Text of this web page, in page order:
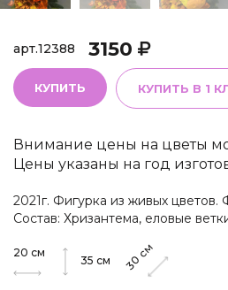
арт.12388 3150
КУПИТЬ КУПИТЬ В 1
Внимание цены на цветы
Цены указаны на год
2021г. Фигурка из живых
Состав: Хризантема, еловые
20 см
35 см 30
см